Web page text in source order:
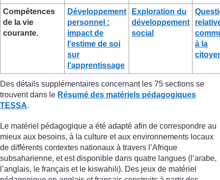
Compétences
de la vie
courante.
Développement
personnel :
impact de
l'estime de soi
sur
l'apprentissage
Exploration du
développement
social
à la
Des détails supplémentaires concernant les 75 sections se
trouvent dans le Résumé des matériels pédagogiques
TESSA.
Le matériel pédagogique a été adapté afin de correspondre au
mieux aux besoins, à la culture et aux environnements locaux
de différents contextes nationaux à travers l’Afrique
subsaharienne, et est disponible dans quatre langues (l’arabe,
l’anglais, le français et le kiswahili). Des jeux de matériel